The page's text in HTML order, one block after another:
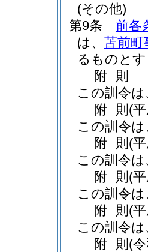
(その他)
第9条
前各
は、 苫前町
るものと
附 則
この訓令
附 則 (
この訓令
附 則 (
この訓令
附 則 (
この訓令
附 則 (
この訓令
附 則 (